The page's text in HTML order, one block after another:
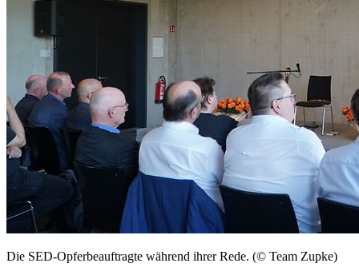
Die SED-Opferbeauftragte während ihrer Rede. (© Team Zupke)